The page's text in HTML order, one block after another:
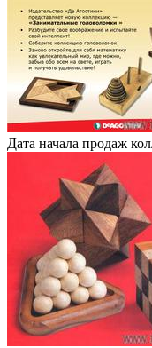
Дата начала продаж